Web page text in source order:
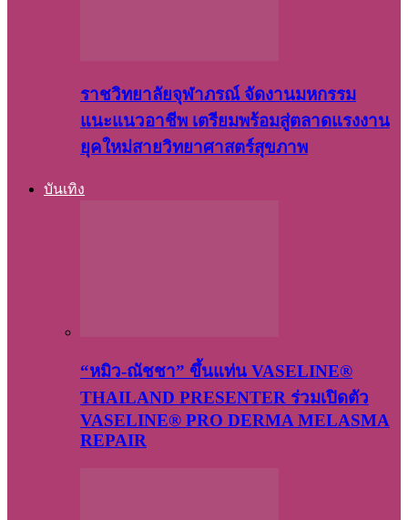
ราชวิทยาลัยจุฬาภรณ์ จัดงานมหกรรม
แนะแนวอาชีพ เตรียมพร้อมสู่ตลาดแรงงาน
ยุคใหม่สายวิทยาศาสตร์สุขภาพ
บันเทิง
“หมิว-ณัชชา” ขึ้นแท่น VASELINE®
THAILAND PRESENTER ร่วมเปิดตัว
VASELINE® PRO DERMA MELASMA
REPAIR